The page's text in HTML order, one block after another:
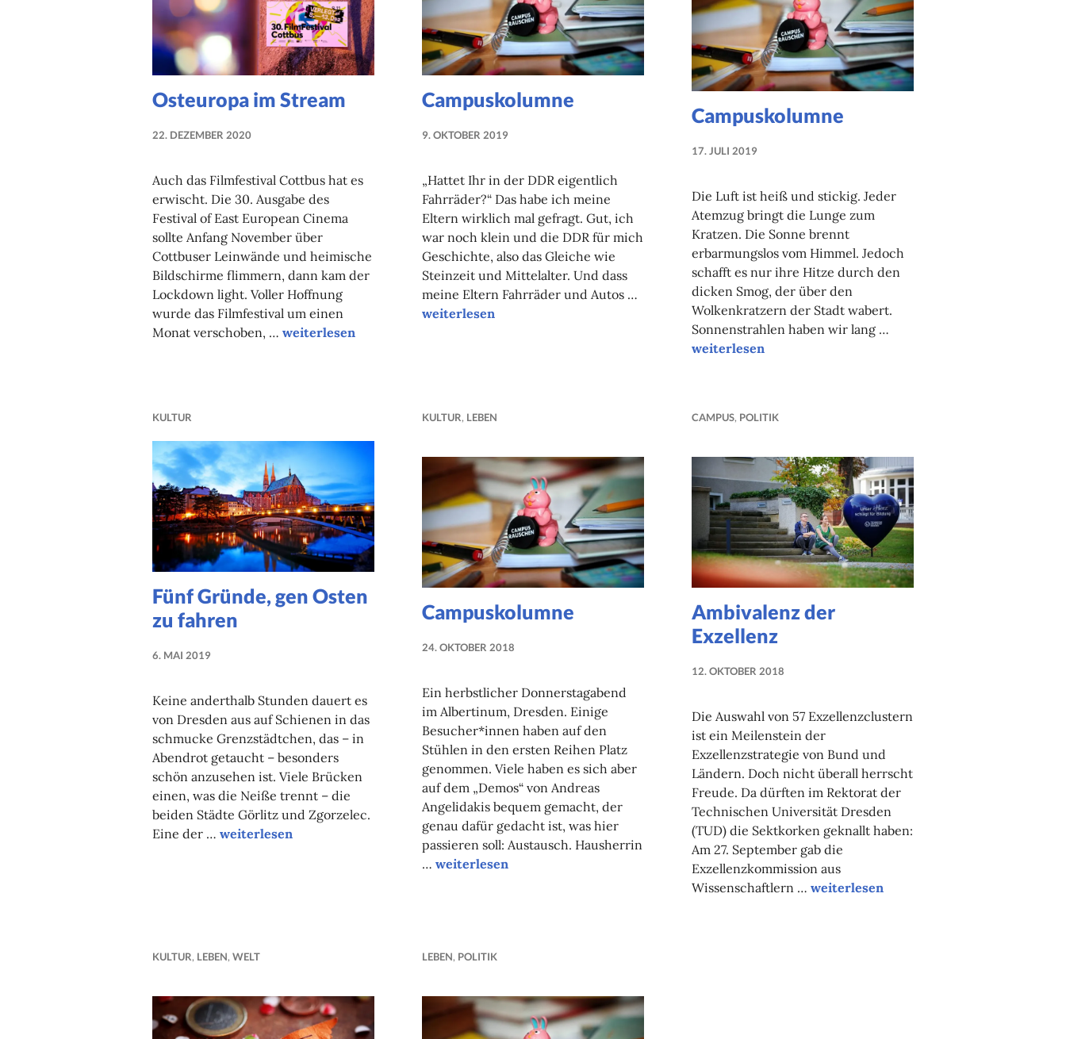
Osteuropa im Stream
22. DEZEMBER 2020
Auch das Filmfestival Cottbus hat es
erwischt. Die 30. Ausgabe des
Festival of East European Cinema
sollte Anfang November über
Cottbuser Leinwände und heimische
Bildschirme flimmern, dann kam der
Lockdown light. Voller Hoffnung
wurde das Filmfestival um einen
Monat verschoben, … Osteuropa im Stream
weiterlesen
Campuskolumne
9. OKTOBER 2019
„Hattet Ihr in der DDR eigentlich
Fahrräder?“ Das habe ich meine
Eltern wirklich mal gefragt. Gut, ich
war noch klein und die DDR für mich
Geschichte, also das Gleiche wie
Steinzeit und Mittelalter. Und dass
meine Eltern Fahrräder und Autos …
Campuskolumne
weiterlesen
Campuskolumne
17. JULI 2019
Die Luft ist heiß und stickig. Jeder
Atemzug bringt die Lunge zum
Kratzen. Die Sonne brennt
erbarmungslos vom Himmel. Jedoch
schafft es nur ihre Hitze durch den
dicken Smog, der über den
Wolkenkratzern der Stadt wabert.
Sonnenstrahlen haben wir lang …
Campuskolumne
weiterlesen
KULTUR
Fünf Gründe, gen Osten
zu fahren
6. MAI 2019
Keine anderthalb Stunden dauert es
von Dresden aus auf Schienen in das
schmucke Grenzstädtchen, das – in
Abendrot getaucht – besonders
schön anzusehen ist. Viele Brücken
einen, was die Neiße trennt – die
beiden Städte Görlitz und Zgorzelec.
Eine der … Fünf Gründe, gen Osten zu fahren
weiterlesen
KULTUR, LEBEN
Campuskolumne
24. OKTOBER 2018
Ein herbstlicher Donnerstagabend
im Albertinum, Dresden. Einige
Besucher*innen haben auf den
Stühlen in den ersten Reihen Platz
genommen. Viele haben es sich aber
auf dem „Demos“ von Andreas
Angelidakis bequem gemacht, der
genau dafür gedacht ist, was hier
passieren soll: Austausch. Hausherrin
… Campuskolumne
weiterlesen
CAMPUS, POLITIK
Ambivalenz der
Exzellenz
12. OKTOBER 2018
Die Auswahl von 57 Exzellenzclustern
ist ein Meilenstein der
Exzellenzstrategie von Bund und
Ländern. Doch nicht überall herrscht
Freude. Da dürften im Rektorat der
Technischen Universität Dresden
(TUD) die Sektkorken geknallt haben:
Am 27. September gab die
Exzellenzkommission aus
Wissenschaftlern … Ambivalenz der Exzellenz
weiterlesen
KULTUR, LEBEN, WELT LEBEN, POLITIK